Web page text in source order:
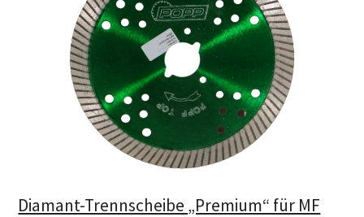
Diamant-Trennscheibe „Premium“ für MF